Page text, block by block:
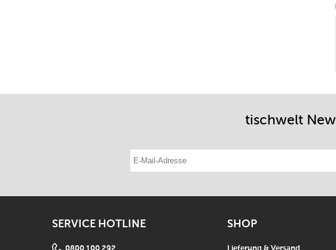
tischwelt
E-Mail-Adresse eintragen
SERVICE HOTLINE SHOP